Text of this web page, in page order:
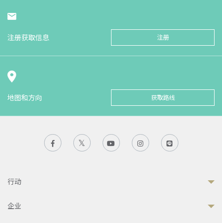
注册获取信息 注册
地图和方向 获取路线
行动
企业